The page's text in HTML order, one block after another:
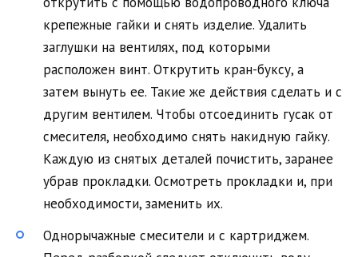
крепежные гайки и снять изделие. Удалить
заглушки на вентилях, под которыми
расположен винт. Открутить кран-буксу, а
затем вынуть ее. Такие же действия сделать и с
другим вентилем. Чтобы отсоединить гусак от
смесителя, необходимо снять накидную гайку.
Каждую из снятых деталей почистить, заранее
убрав прокладки. Осмотреть прокладки и, при
необходимости, заменить их.
Однорычажные смесители и с картриджем.